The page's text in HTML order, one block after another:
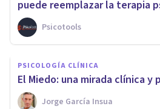
puede reemplazar la terapia
Psicotools
PSICOLOGÍA CLÍNICA
El Miedo: una mirada clínica y
Jorge García Insua